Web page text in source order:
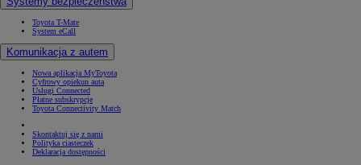
Toyota T-Mate
System eCall
Komunikacja z autem
Nowa aplikacja MyToyota
Cyfrowy opiekun auta
Usługi Connected
Płatne subskrypcje
Toyota Connectivity Match
Skontaktuj się z nami
Polityka ciasteczek
Deklaracja dostępności